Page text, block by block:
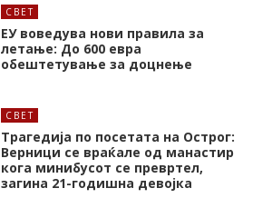
СВЕТ
ЕУ воведува нови правила за
летање: До 600 евра
обештетување за доцнење
СВЕТ
Трагедија по посетата на Острог:
Верници се враќале од манастир
кога минибусот се превртел,
загина 21-годишна девојка